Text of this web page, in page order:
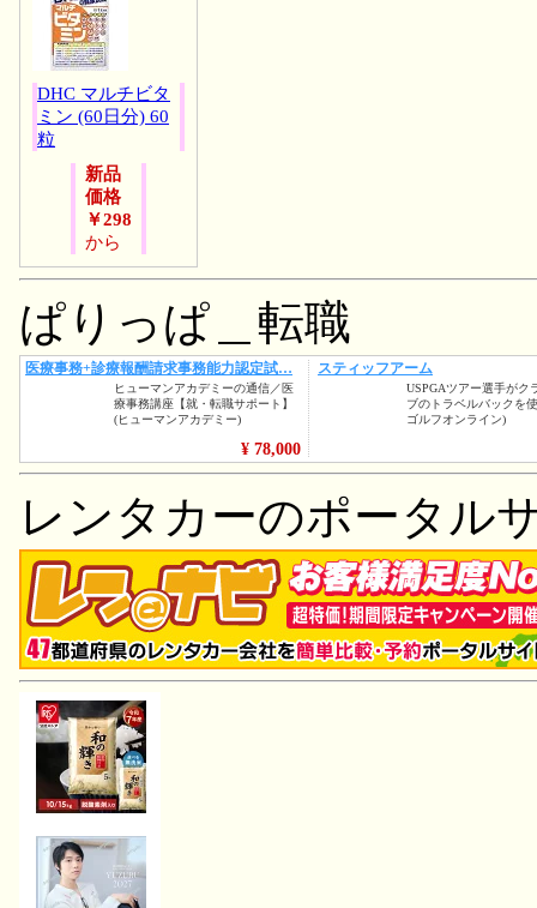
DHC マルチビタ
ミン (60日分) 60
粒
新品
価格
￥298
から
ぱりっぱ＿転職
レンタカーのポータル